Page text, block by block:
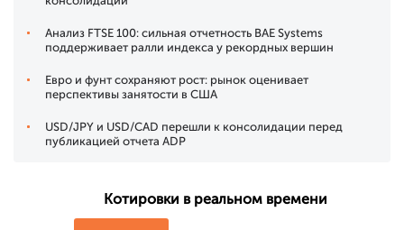
Анализ FTSE 100: сильная отчетность BAE Systems
поддерживает ралли индекса у рекордных вершин
Евро и фунт сохраняют рост: рынок оценивает
перспективы занятости в США
USD/JPY и USD/CAD перешли к консолидации перед
публикацией отчета ADP
Котировки в реальном времени